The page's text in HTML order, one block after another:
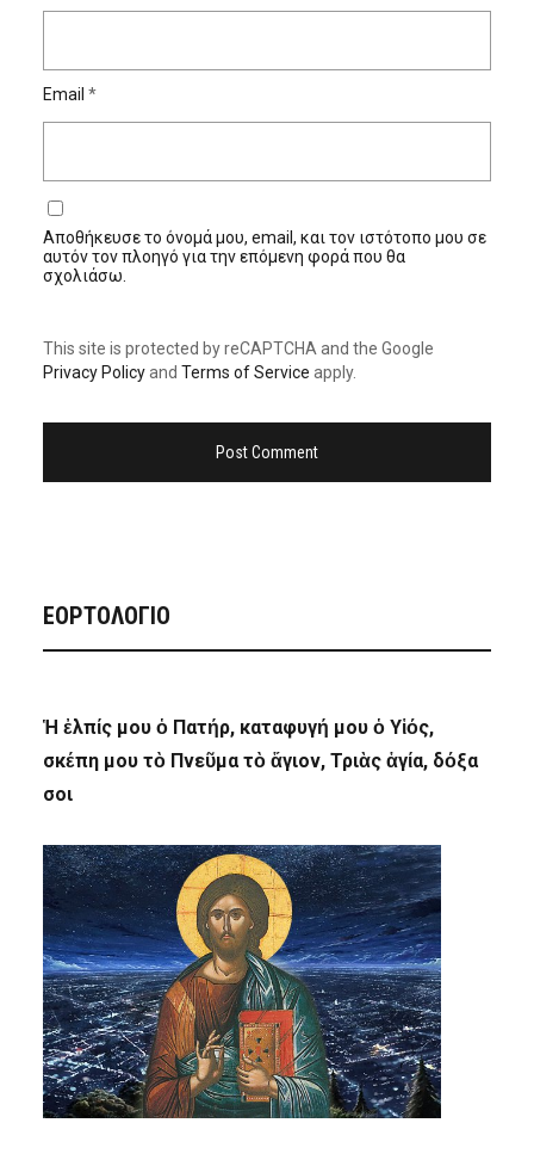
Email *
Αποθήκευσε το όνομά μου, email, και τον ιστότοπο μου σε
αυτόν τον πλοηγό για την επόμενη φορά που θα
σχολιάσω.
This site is protected by reCAPTCHA and the Google
Privacy Policyand Terms of Service apply.
ΕΟΡΤΟΛΟΓΙΟ
Ἡ ἐλπίς μου ὁ Πατήρ, καταφυγή μου ὁ Υἱός,
σκέπη μου τὸ Πνεῦμα τὸ ἅγιον, Τριὰς ἁγία, δόξα
σοι